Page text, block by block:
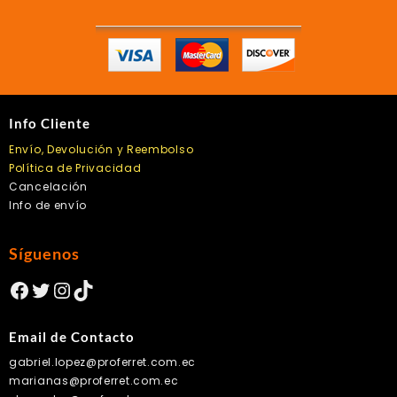
Info Cliente
Envío, Devolución y Reembolso
Política de Privacidad
Cancelación
Info de envío
Síguenos
Facebook
Twitter
Instagram
TikTok
Email de Contacto
gabriel.lopez@proferret.com.ec
marianas@proferret.com.ec